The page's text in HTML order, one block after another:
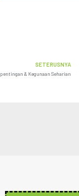
SETERUSNYA
& Kegunaan Seharian